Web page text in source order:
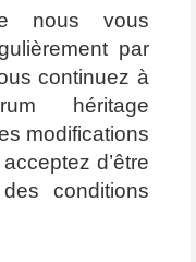
nous vous
par
continuez à
héritage
modifications
d’être
conditions